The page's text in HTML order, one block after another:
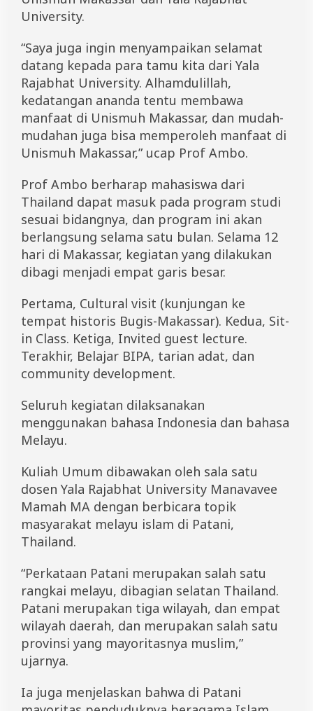
University.
“Saya juga ingin menyampaikan selamat
datang kepada para tamu kita dari Yala
Rajabhat University. Alhamdulillah,
kedatangan ananda tentu membawa
manfaat di Unismuh Makassar, dan mudah-
mudahan juga bisa memperoleh manfaat di
Unismuh Makassar,” ucap Prof Ambo.
Prof Ambo berharap mahasiswa dari
Thailand dapat masuk pada program studi
sesuai bidangnya, dan program ini akan
berlangsung selama satu bulan. Selama 12
hari di Makassar, kegiatan yang dilakukan
dibagi menjadi empat garis besar.
Pertama, Cultural visit (kunjungan ke
tempat historis Bugis-Makassar). Kedua, Sit-
in Class. Ketiga, Invited guest lecture.
Terakhir, Belajar BIPA, tarian adat, dan
community development.
Seluruh kegiatan dilaksanakan
menggunakan bahasa Indonesia dan bahasa
Melayu.
Kuliah Umum dibawakan oleh sala satu
dosen Yala Rajabhat University Manavavee
Mamah MA dengan berbicara topik
masyarakat melayu islam di Patani,
Thailand.
“Perkataan Patani merupakan salah satu
rangkai melayu, dibagian selatan Thailand.
Patani merupakan tiga wilayah, dan empat
wilayah daerah, dan merupakan salah satu
provinsi yang mayoritasnya muslim,”
ujarnya.
Ia juga menjelaskan bahwa di Patani